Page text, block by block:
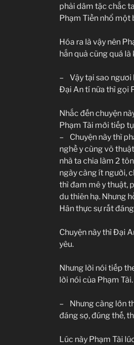
phải dâm tặc chắc
Phạm Tiền nhổ một
Hóa ra là vậy nên
hắn quả cũng quá là
– Vậy tại sao ngươi
Đại An tí nữa thì gọi
Nhắc đến chuyện
Phạm Tài mới tiếp
– Chuyện này thì
nghề y cùng võ
nhà ta chia làm 2
ngày càng ít người,
thì đam mê y thuật,
du thiên hạ. Nhưng
Hân thực sự rất
Chuyện này thì Đại
yêu.
Nhưng lời nói tiếp
lời nói của Phạm Tài.
– Nhưng càng lớn
đáng sợ, đúng thế,
Lúc này Phạm Tài